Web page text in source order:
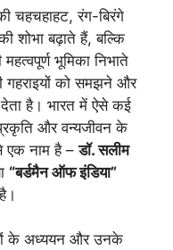
चहचहाहट, रंग-बिरंगे
शोभा बढ़ाते हैं, बल्कि
भूमिका निभाते
गहराइयों को समझने और
है। भारत में ऐसे कई
प्रकृति और वन्यजीवन के
एक नाम है –डॉ. सलीम
“बर्डमैन ऑफ इंडिया”
के अध्ययन और उनके